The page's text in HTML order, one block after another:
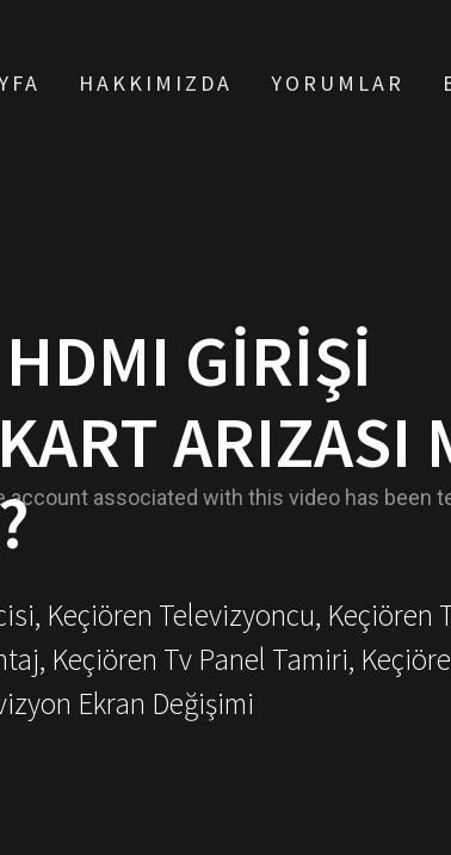
HAKKIMIZDA YORUMLAR
GIRIŞI
ARIZASI
Keçiören Televizyoncu, Keçiören
Keçiören Tv Panel Tamiri,
Ekran Değişimi